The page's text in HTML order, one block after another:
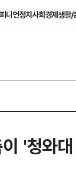
니언정치사회경제생활/
'청와